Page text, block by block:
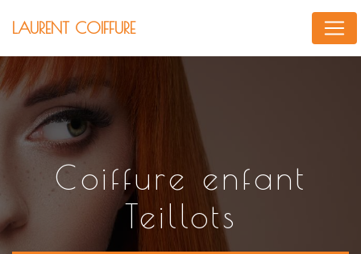
LAURENT COIFFURE
coiffure enfant
Teillots